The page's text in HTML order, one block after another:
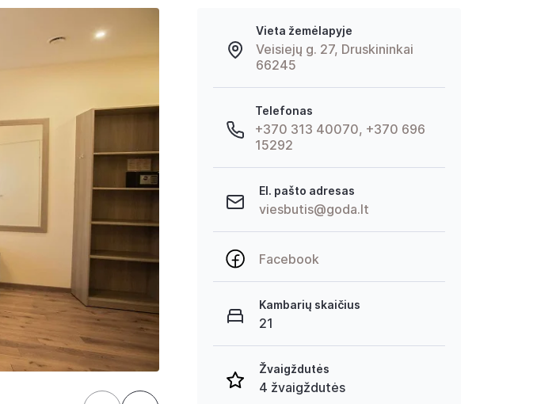
Vieta žemėlapyje
Veisiejų g. 27, Druskininkai
66245
Telefonas
+370 313 40070, +370 696
15292
El. pašto adresas
viesbutis@goda.lt
Facebook
Kambarių skaičius
21
Žvaigždutės
4 žvaigždutės